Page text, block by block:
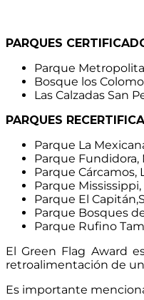
PARQUES
Parque
Bosque los
Las Calzadas San
PARQUES
Parque La
Parque Fundidora,
Parque Cárcamos,
Parque
Parque El
Parque Bosques
Parque Rufino
El Green Flag Award
retroalimentación de
Es importante